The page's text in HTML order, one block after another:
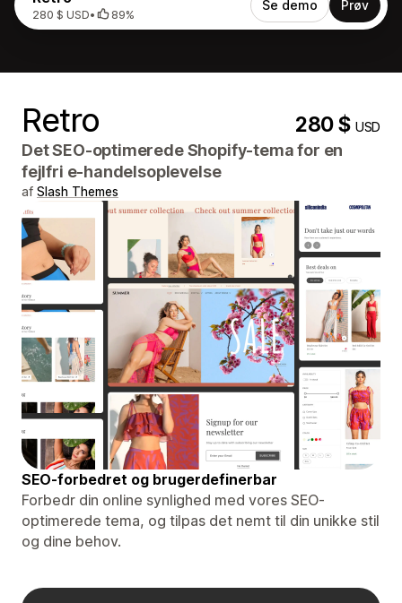
280 $ USD• 89%
Se demo Prøv
Retro 280 $USD
Det SEO-optimerede Shopify-tema for en
fejlfri e-handelsoplevelse
af Slash Themes
SEO-forbedret og brugerdefinerbar
Forbedr din online synlighed med vores SEO-
optimerede tema, og tilpas det nemt til din unikke stil
og dine behov.